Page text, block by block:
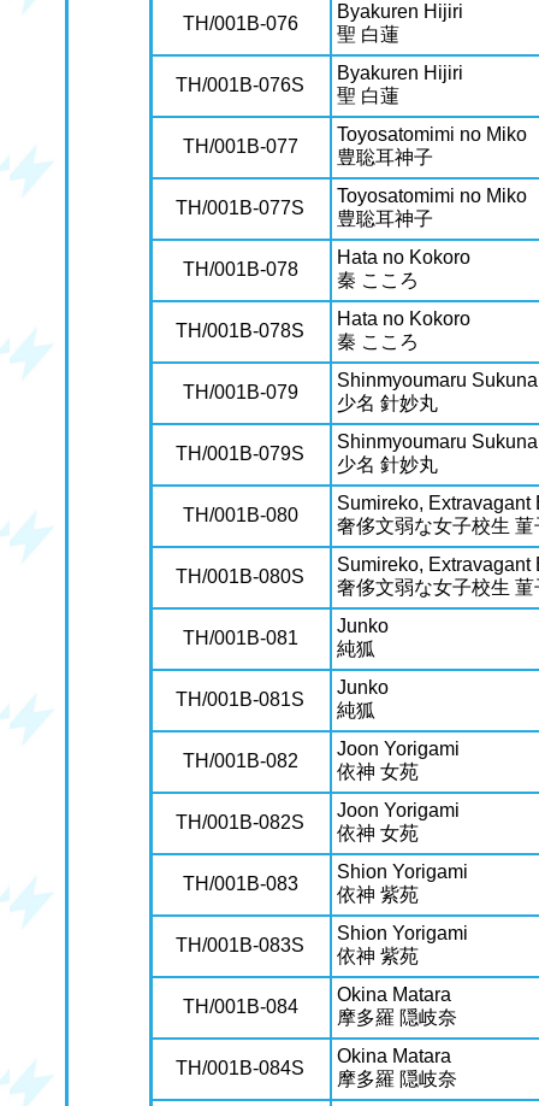
TH/001B-076
Byakuren Hijiri
聖 白蓮
TH/001B-076S
Byakuren Hijiri
聖 白蓮
TH/001B-077
Toyosatomimi no Miko
豊聡耳神子
TH/001B-077S
Toyosatomimi no Miko
豊聡耳神子
TH/001B-078
Hata no Kokoro
秦 こころ
TH/001B-078S
Hata no Kokoro
秦 こころ
TH/001B-079
Shinmyoumaru Sukuna
少名 針妙丸
TH/001B-079S
Shinmyoumaru Sukuna
少名 針妙丸
TH/001B-080
Sumireko,
奢侈文弱な女子校生 菫
TH/001B-080S
Sumireko,
奢侈文弱な女子校生 菫
TH/001B-081
Junko
純狐
TH/001B-081S
Junko
純狐
TH/001B-082
Joon Yorigami
依神 女苑
TH/001B-082S
Joon Yorigami
依神 女苑
TH/001B-083
Shion Yorigami
依神 紫苑
TH/001B-083S
Shion Yorigami
依神 紫苑
TH/001B-084
Okina Matara
摩多羅 隠岐奈
TH/001B-084S
Okina Matara
摩多羅 隠岐奈